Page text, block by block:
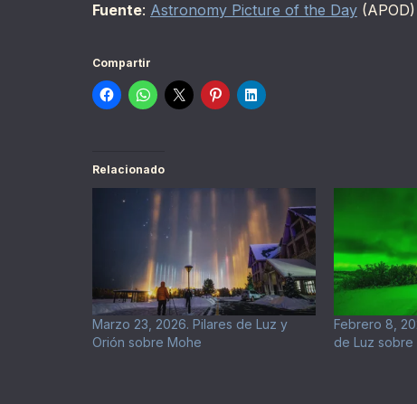
Fuente: Astronomy Picture of the Day (APOD)
Compartir
Relacionado
Marzo 23, 2026. Pilares de Luz y
Orión sobre Mohe
Febrero 8,
de Luz sobre